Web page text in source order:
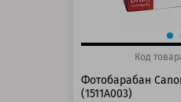
Код
Фотобарабан
(1511A003)